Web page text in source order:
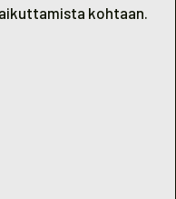
kohtaan.